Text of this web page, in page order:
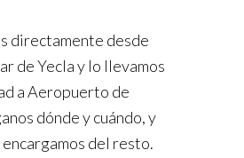
directamente desde
de Yecla y lo llevamos
a Aeropuerto de
dónde y cuándo, y
del resto.